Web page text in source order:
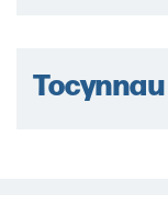
Tocynnau